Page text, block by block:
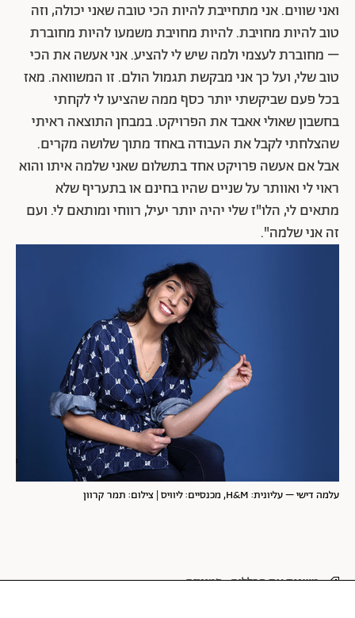
ואני שווים. אני מתחייבת להיות הכי טובה שאני יכולה, וזה
טוב להיות מחויבת. להיות מחויבת משמעו להיות מחוברת
– מחוברת לעצמי ולמה שיש לי להציע. אני אעשה את הכי
טוב שלי, ועל כך אני מבקשת תגמול הולם. זו המשוואה. מאז
בכל פעם שביקשתי יותר כסף ממה שהציעו לי לקחתי
בחשבון שאולי אאבד את הפרויקט. במבחן התוצאה ראיתי
שהצלחתי לקבל את העבודה באחד מתוך שלושה מקרים.
אבל אם אעשה פרויקט אחד בתשלום שאני שלמה איתו והוא
ראוי לי ואוותר על שניים שהיו בחינם או בתעריף שלא
מתאים לי, הלו"ז שלי יהיה יותר יעיל, רווחי ומותאם לי. ועם
זה אני שלמה".
עלמה דישי – עליונית: H&M, מכנסיים: ליוויס | צילום: תמר קרוון
משנות את הכללים פמיניזם